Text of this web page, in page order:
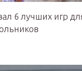
6 лучших игр